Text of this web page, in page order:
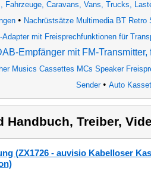
Fahrzeuge, Caravans, Vans, Trucks,
• Nachrüstsätze Multimedia BT
Adapter mit Freisprechfunktionen für
Empfänger mit FM-
Musics Cassettes MCs Speaker
Sender• Auto
Handbuch, Treiber,
(ZX1726 - auvisio Kabelloser